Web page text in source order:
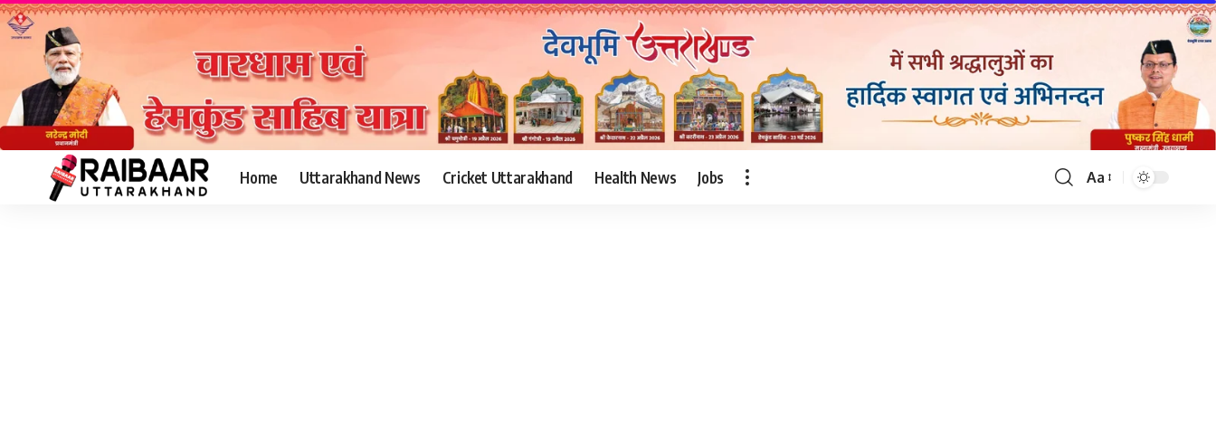
Home Uttarakhand News Cricket Uttarakhand Health News Jobs
Font
Aa